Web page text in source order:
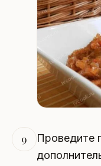
9
Проведите